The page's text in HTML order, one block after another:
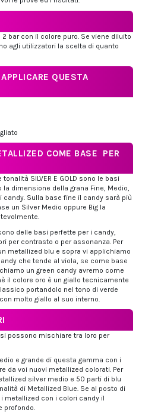
bar con il colore puro. Se viene diluito
agli utilizzatori la scelta di quanto
QUESTA
COME BASE PER
SILVER E GOLD sono le basi
dimensione della grana Fine, Medio,
Sulla base fine il candy sarà più
un Silver Medio oppure Big la
delle basi perfette per i candy,
per contrasto o per assonanza. Per
metallized blu e sopra vi applichiamo
che tende al viola, se come base
un green candy avremo come
il colore oro è un giallo tecnicamente
portandolo nel tono di verde
molto giallo al suo interno.
possono mischiare tra loro per
e grande di questa gamma con i
da voi nuovi metallized colorati. Per
silver medio e 50 parti di blu
di Metallized Blue. Se al posto di
metallized con i colori candy il
profondo.